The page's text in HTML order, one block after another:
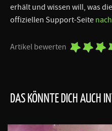
erhält und wissen will, was
offiziellen Support-Seite
Artikel bewerten
DAS KÖNNTE DICH AUCH